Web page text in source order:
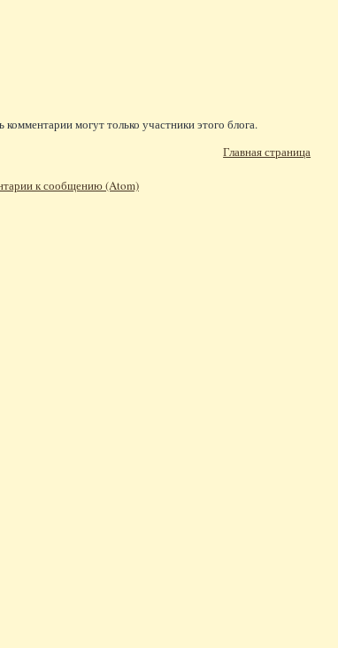
могут только участники этого блога.
Главная страница
к сообщению (Atom)